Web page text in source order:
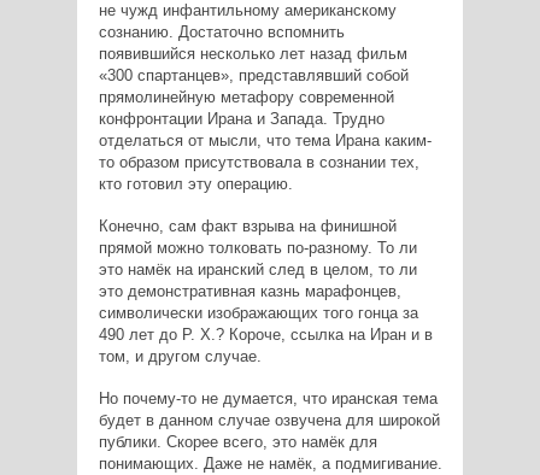
не чужд инфантильному американскому
сознанию. Достаточно вспомнить
появившийся несколько лет назад фильм
«300 спартанцев», представлявший собой
прямолинейную метафору современной
конфронтации Ирана и Запада. Трудно
отделаться от мысли, что тема Ирана каким-
то образом присутствовала в сознании тех,
кто готовил эту операцию.
Конечно, сам факт взрыва на финишной
прямой можно толковать по-разному. То ли
это намёк на иранский след в целом, то ли
это демонстративная казнь марафонцев,
символически изображающих того гонца за
490 лет до Р. Х.? Короче, ссылка на Иран и в
том, и другом случае.
Но почему-то не думается, что иранская тема
будет в данном случае озвучена для широкой
публики. Скорее всего, это намёк для
понимающих. Даже не намёк, а подмигивание.